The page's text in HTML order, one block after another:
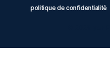
politique de confidentialité